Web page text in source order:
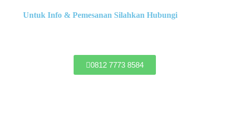
Untuk Info & Pemesanan Silahkan Hubungi
0812 7773 8584